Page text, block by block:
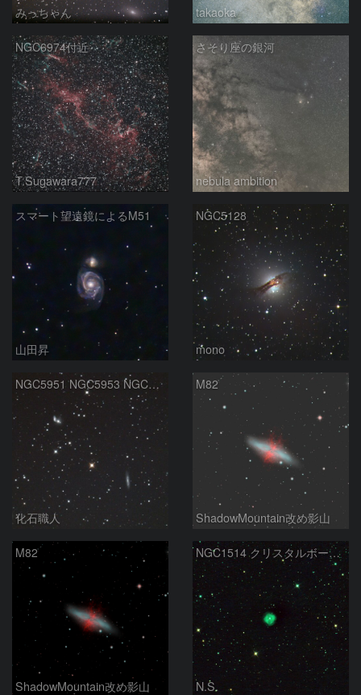
みっちゃん takaoka
NGC6974付近
T.Sugawara777
さそり座の銀河
nebula ambition
スマート望遠鏡によるM51
山田昇
NGC5128
mono
NGC5951 NGC5953 NGC5954 へび座
化石職人
M82
ShadowMountain改め影山
M82
ShadowMountain改め影山
NGC1514 クリスタルボール星雲
N.S.